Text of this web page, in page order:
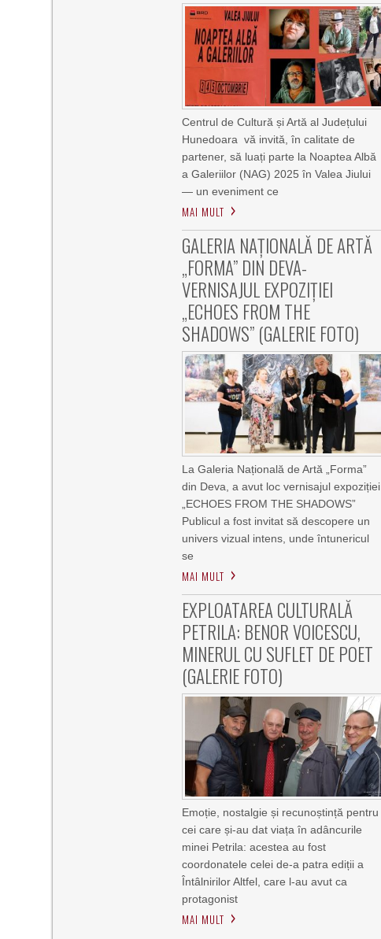
Centrul de Cultură și Artă al Județului
Hunedoara vă invită, în calitate de
partener, să luați parte la Noaptea Albă
a Galeriilor (NAG) 2025 în Valea Jiului
— un eveniment ce
MAI MULT
GALERIA NAȚIONALĂ DE ARTĂ
„FORMA” DIN DEVA-
VERNISAJUL EXPOZIȚIEI
„ECHOES FROM THE
SHADOWS” (GALERIE FOTO)
La Galeria Națională de Artă „Forma”
din Deva, a avut loc vernisajul expoziției
„ECHOES FROM THE SHADOWS”
Publicul a fost invitat să descopere un
univers vizual intens, unde întunericul
se
MAI MULT
EXPLOATAREA CULTURALĂ
PETRILA: BENOR VOICESCU,
MINERUL CU SUFLET DE POET
(GALERIE FOTO)
Emoție, nostalgie și recunoștință pentru
cei care și-au dat viața în adâncurile
minei Petrila: acestea au fost
coordonatele celei de-a patra ediții a
Întâlnirilor Altfel, care l-au avut ca
protagonist
MAI MULT